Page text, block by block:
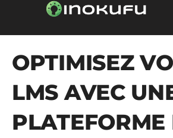
OPTIMISEZ
LMS AVEC
PLATEFORME